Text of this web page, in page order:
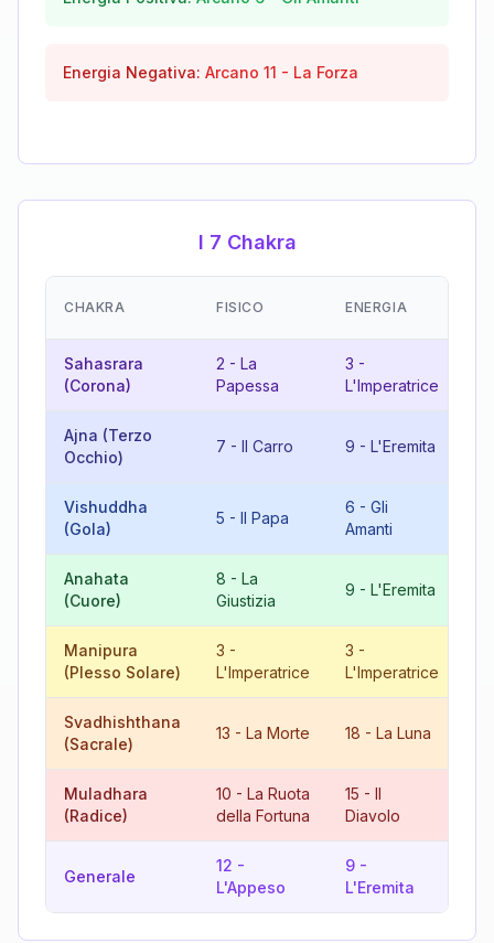
Energia Negativa: Arcano 11 - La Forza
I 7 Chakra
CHAKRA FISICO ENERGIA
Sahasrara
(Corona)
2 - La
Papessa
3 -
L'Imperatrice
Ajna (Terzo
Occhio)
7 - Il Carro 9 - L'Eremita
Vishuddha
(Gola)
5 - Il Papa
6 - Gli
Amanti
Anahata
(Cuore)
8 - La
Giustizia
9 - L'Eremita
Manipura
(Plesso Solare)
3 -
L'Imperatrice
3 -
L'Imperatrice
Svadhishthana
(Sacrale)
13 - La Morte 18 - La Luna
Muladhara
(Radice)
10 - La Ruota
della Fortuna
15 - Il
Diavolo
Generale
12 -
L'Appeso
9 -
L'Eremita